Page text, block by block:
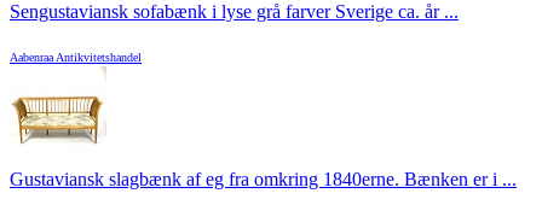
Sengustaviansk sofabænk i lyse grå farver Sverige ca. år ...
Aabenraa Antikvitetshandel
Gustaviansk slagbænk af eg fra omkring 1840erne. Bænken er i ...